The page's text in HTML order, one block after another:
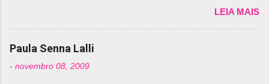
dois brasileiros”, explicou, dizendo ainda que
não tem nada contra o filho do tricampeão
Nelson Piquet. “Ele é um bom piloto, rápido e
experiente.” Audetto disse ainda que a suposta
truth but I’ve never had an option in my contract so that’s
should, pretty much, tell you that it’s not true." #Kimi7 #EifelGP
#AlfaRomeoRacing pic.twitter.com/77EDVn39Ia — Kimi
Romain falando sobre o fato do Iceman estar há tantos anos na
LEIA MAIS
Paula Senna Lalli
- novembro 08, 2009